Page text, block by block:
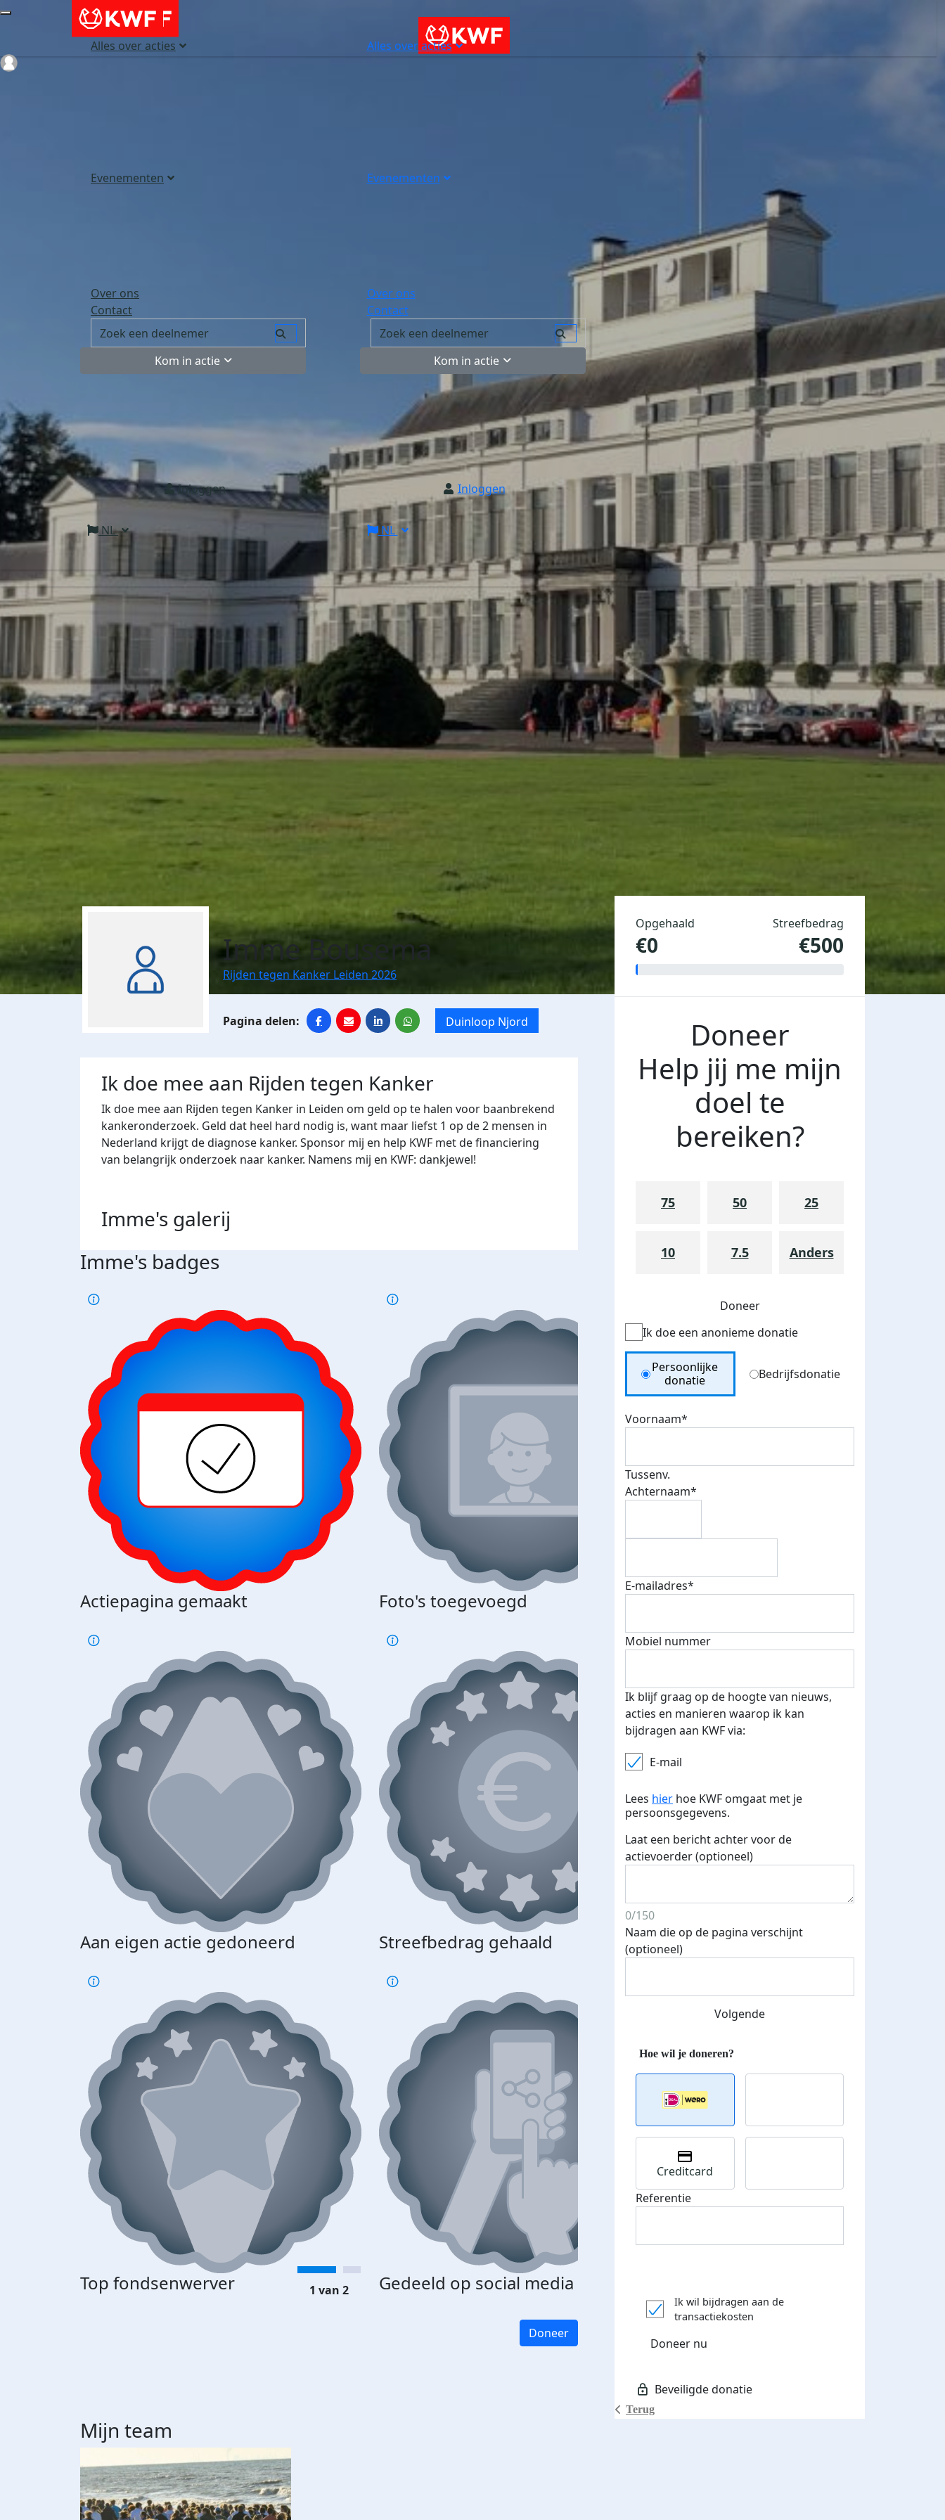
Alles over acties
Evenementen
Over ons
Contact
Kom in actie
Inloggen
NL
Alles over acties
Evenementen
Over ons
Contact
Kom in actie
Inloggen
NL
Imme Bousema
Rijden tegen Kanker Leiden 2026
Duinloop Njord
Ik doe mee aan Rijden tegen Kanker
Ik doe mee aan Rijden tegen Kanker in Leiden om geld op te halen voor baanbrekend
kankeronderzoek. Geld dat heel hard nodig is, want maar liefst 1 op de 2 mensen in
Nederland krijgt de diagnose kanker. Sponsor mij en help KWF met de financiering
van belangrijk onderzoek naar kanker. Namens mij en KWF: dankjewel!
Imme's galerij
Imme's badges
Actiepagina gemaakt Foto's toegevoegd E-mails verstuurd
Aan eigen actie gedoneerd Streefbedrag gehaald Streefbedrag verhoogd
Top fondsenwerver Gedeeld op social media
Top fondsenwerver
1 van 2
Doneer
Opgehaald
€0
Streefbedrag
€500
Doneer
Help jij me mijn
doel te
bereiken?
75 50 25
10 7.5 Anders
Doneer
Ik doe een anonieme donatie
Donation Type
Persoonlijke
donatie
Bedrijfsdonatie
Voornaam*
Tussenv.
Achternaam*
E-mailadres*
Mobiel nummer
Ik blijf graag op de hoogte van nieuws,
acties en manieren waarop ik kan
bijdragen aan KWF via:
E-mail
Lees hier hoe KWF omgaat met je
persoonsgegevens.
Laat een bericht achter voor de
actievoerder (optioneel)
0/150
Naam die op de pagina verschijnt
(optioneel)
Volgende
Terug
Creditcard
Referentie
Ik wil bijdragen aan de
transactiekosten
Doneer nu
Mijn team